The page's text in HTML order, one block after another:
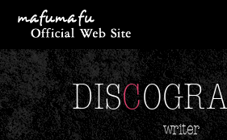
NEWS
PROFILE
LIVE
DISC
writer